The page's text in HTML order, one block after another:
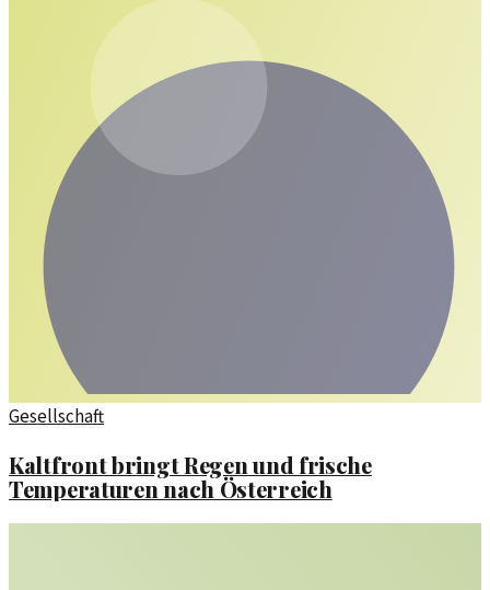
Gesellschaft
Kaltfront bringt Regen und frische
Temperaturen nach Österreich